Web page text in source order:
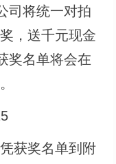
将统一对拍
，送千元现金
奖名单将会在
获奖名单到附